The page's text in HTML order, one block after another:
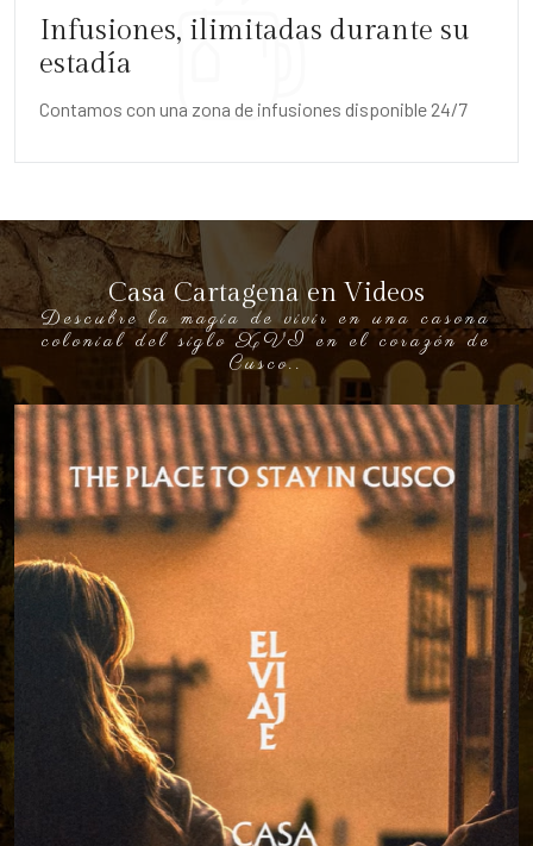
Infusiones, ilimitadas durante su
estadía
Contamos con una zona de infusiones disponible 24/7
Casa Cartagena en Videos
Descubre la magia de vivir en una casona
colonial del siglo XVI en el corazón de
Cusco..